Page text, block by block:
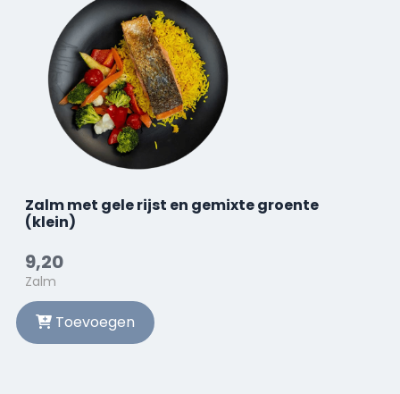
Zalm met gele rijst en gemixte groente
(klein)
9,20
Zalm
Toevoegen